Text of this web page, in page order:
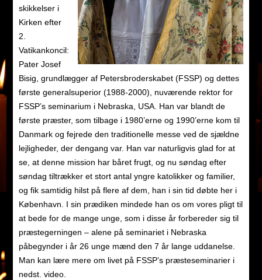
skikkelser i
Kirken efter
2.
Vatikankoncil:
Pater Josef
Bisig, grundlægger af Petersbroderskabet (FSSP) og dettes
første generalsuperior (1988-2000), nuværende rektor for
FSSP’s seminarium i Nebraska, USA. Han var blandt de
første præster, som tilbage i 1980’erne og 1990’erne kom til
Danmark og fejrede den traditionelle messe ved de sjældne
lejligheder, der dengang var. Han var naturligvis glad for at
se, at denne mission har båret frugt, og nu søndag efter
søndag tiltrækker et stort antal yngre katolikker og familier,
og fik samtidig hilst på flere af dem, han i sin tid døbte her i
København. I sin prædiken mindede han os om vores pligt til
at bede for de mange unge, som i disse år forbereder sig til
præstegerningen – alene på seminariet i Nebraska
påbegynder i år 26 unge mænd den 7 år lange uddanelse.
Man kan lære mere om livet på FSSP’s præsteseminarier i
nedst. video.